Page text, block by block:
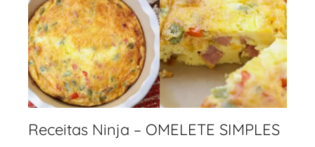
Receitas Ninja – OMELETE SIMPLES